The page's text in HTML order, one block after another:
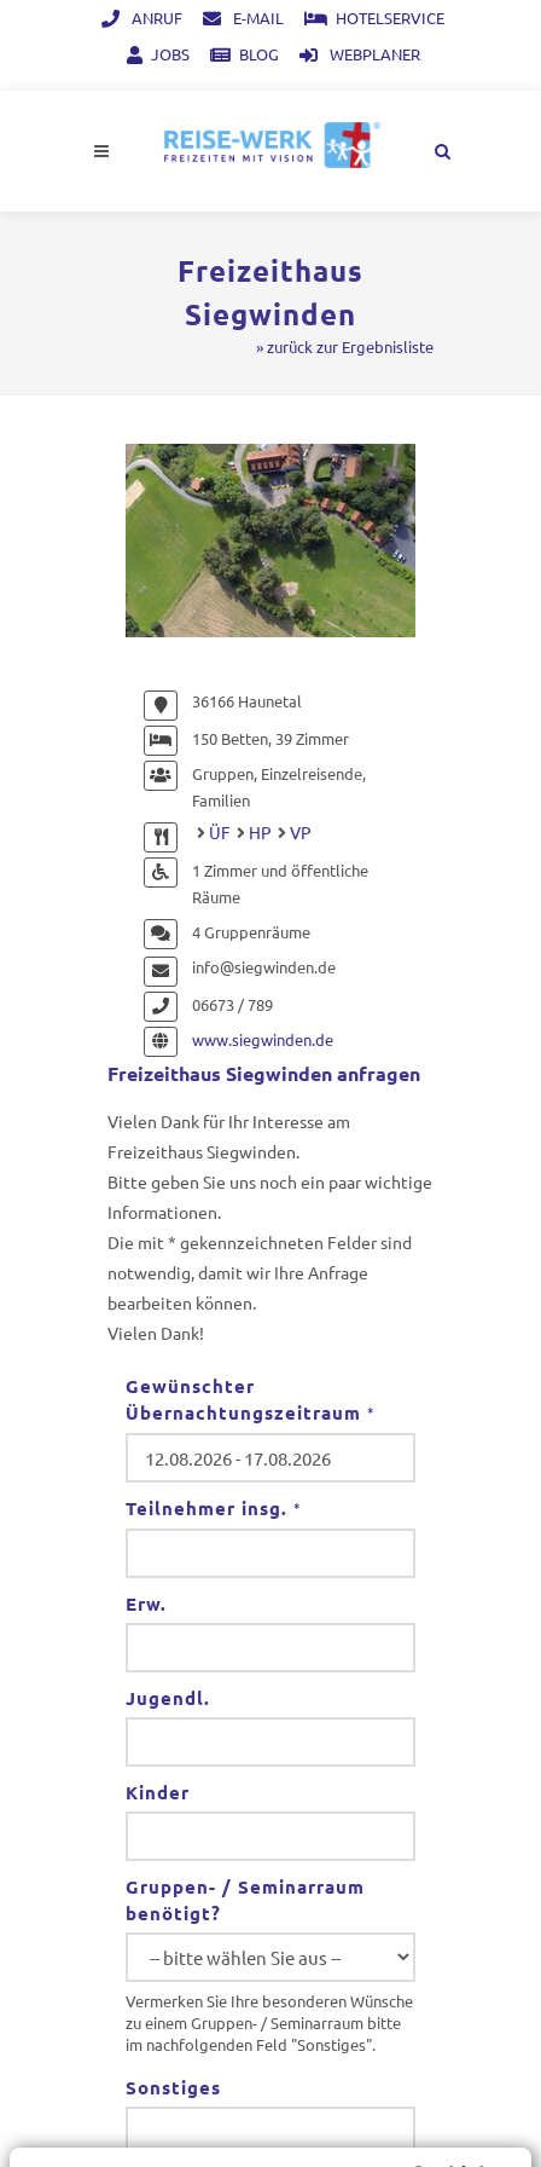
ANRUF E-MAIL
HOTELSERVICE
JOBS
BLOG WEBPLANER
Freizeithaus
Siegwinden
» zurück zur Ergebnisliste
36166 Haunetal
150 Betten, 39 Zimmer
Gruppen, Einzelreisende,
Familien
ÜF HP VP
1 Zimmer und öffentliche
Räume
4 Gruppenräume
info@siegwinden.de
06673 / 789
www.siegwinden.de
Freizeithaus Siegwinden anfragen
Vielen Dank für Ihr Interesse am
Freizeithaus Siegwinden.
Bitte geben Sie uns noch ein paar wichtige
Informationen.
Die mit * gekennzeichneten Felder sind
notwendig, damit wir Ihre Anfrage
bearbeiten können.
Vielen Dank!
Gewünschter
Übernachtungszeitraum *
Teilnehmer insg. *
Erw.
Jugendl.
Kinder
Gruppen- / Seminarraum
benötigt?
Vermerken Sie Ihre besonderen Wünsche
zu einem Gruppen- / Seminarraum bitte
im nachfolgenden Feld "Sonstiges".
Sonstiges